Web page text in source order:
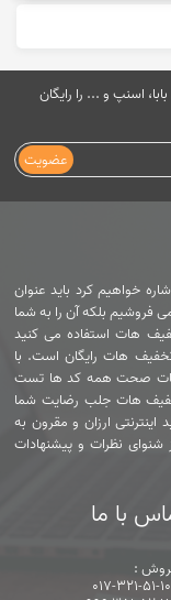
اسنپ و ... را رایگان
عضویت
خواهیم کرد باید عنوان
فروشیم بلکه آن را به شما
هات استفاده می کنید
هات رایگان است. با
هات صحت همه کد ها تست
هات جلب رضایت شما
ارزان و مقرون به
نظرات و پیشنهادات
با ما
:
017-321-51-